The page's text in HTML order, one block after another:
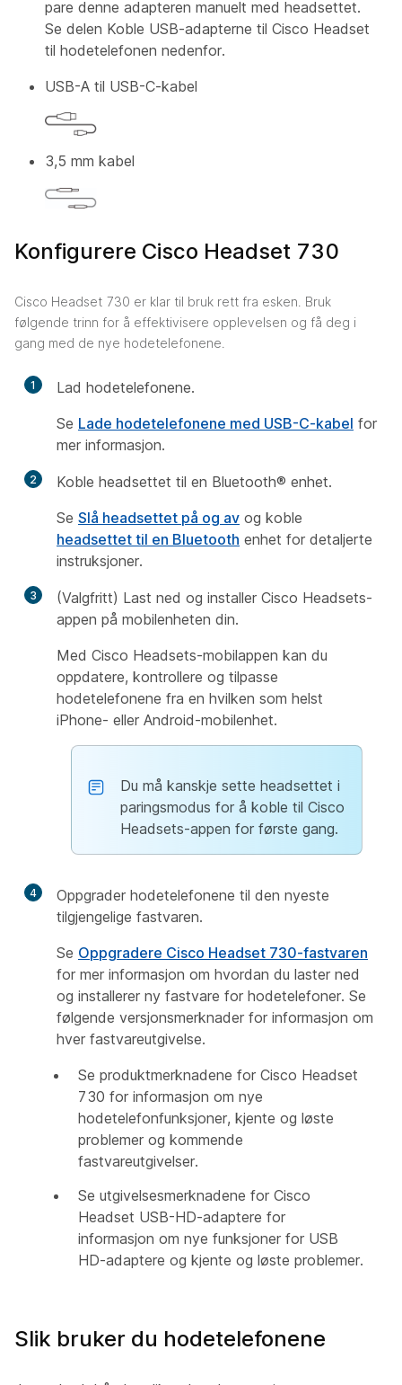
pare denne adapteren manuelt med headsettet.
Se delen Koble USB-adapterne til Cisco Headset
til hodetelefonen nedenfor.
USB-A til USB-C-kabel
3,5 mm kabel
Konfigurere Cisco Headset 730
Cisco Headset 730 er klar til bruk rett fra esken. Bruk
følgende trinn for å effektivisere opplevelsen og få deg i
gang med de nye hodetelefonene.
1
Lad hodetelefonene.
Se Lade hodetelefonene med USB-C-kabel for
mer informasjon.
2
Koble headsettet til en Bluetooth® enhet.
Se Slå headsettet på og av og koble
headsettet til en Bluetooth enhet for detaljerte
instruksjoner.
3
(Valgfritt) Last ned og installer Cisco Headsets-
appen på mobilenheten din.
Med Cisco Headsets-mobilappen kan du
oppdatere, kontrollere og tilpasse
hodetelefonene fra en hvilken som helst
iPhone- eller Android-mobilenhet.
Du må kanskje sette headsettet i
paringsmodus for å koble til Cisco
Headsets-appen for første gang.
4
Oppgrader hodetelefonene til den nyeste
tilgjengelige fastvaren.
Se Oppgradere Cisco Headset 730-fastvaren
for mer informasjon om hvordan du laster ned
og installerer ny fastvare for hodetelefoner. Se
følgende versjonsmerknader for informasjon om
hver fastvareutgivelse.
Se produktmerknadene for Cisco Headset
730 for informasjon om nye
hodetelefonfunksjoner, kjente og løste
problemer og kommende
fastvareutgivelser.
Se utgivelsesmerknadene for Cisco
Headset USB-HD-adaptere for
informasjon om nye funksjoner for USB
HD-adaptere og kjente og løste problemer.
Slik bruker du hodetelefonene